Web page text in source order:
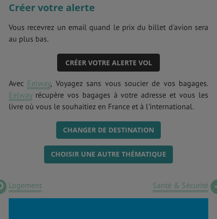
Créer votre alerte
Vous recevrez un email quand le prix du billet d'avion sera
au plus bas.
CRÉER VOTRE ALERTE VOL
Avec Eelway, Voyagez sans vous soucier de vos bagages.
Eelwayrécupère vos bagages à votre adresse et vous les
livre où vous le souhaitiez en France et à l'international.
CHANGER DE DESTINATION
CHOISIR UNE AUTRE THÉMATIQUE
Logement Santé & Sécurité